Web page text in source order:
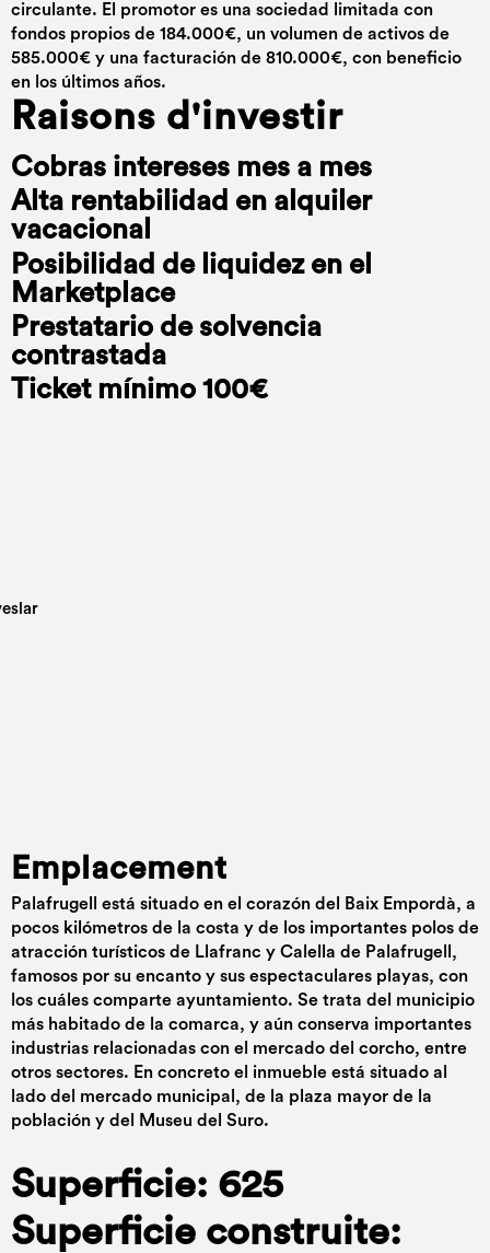
circulante. El promotor es una sociedad limitada con
fondos propios de 184.000€, un volumen de activos de
585.000€ y una facturación de 810.000€, con beneficio
en los últimos años.
Raisons d'investir
Cobras intereses mes a mes
Alta rentabilidad en alquiler
vacacional
Posibilidad de liquidez en el
Marketplace
Prestatario de solvencia
contrastada
Ticket mínimo 100€
Emplacement
Palafrugell está situado en el corazón del Baix Empordà, a
pocos kilómetros de la costa y de los importantes polos de
atracción turísticos de Llafranc y Calella de Palafrugell,
famosos por su encanto y sus espectaculares playas, con
los cuáles comparte ayuntamiento. Se trata del municipio
más habitado de la comarca, y aún conserva importantes
industrias relacionadas con el mercado del corcho, entre
otros sectores. En concreto el inmueble está situado al
lado del mercado municipal, de la plaza mayor de la
población y del Museu del Suro.
Superficie: 625
Superficie construite: